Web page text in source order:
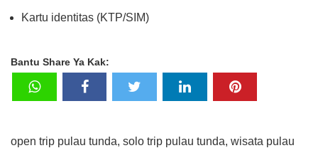
Kartu identitas (KTP/SIM)
Bantu Share Ya Kak:
open trip pulau tunda, solo trip pulau tunda, wisata pulau